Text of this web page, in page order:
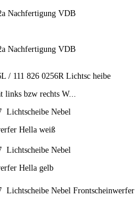
Nachfertigung VDB
Nachfertigung VDB
/ 111 826 0256R Lichtsc heibe
links bzw rechts W...
Lichtscheibe Nebel
Hella weiß
Lichtscheibe Nebel
Hella gelb
Lichtscheibe Nebel Frontscheinwerfer